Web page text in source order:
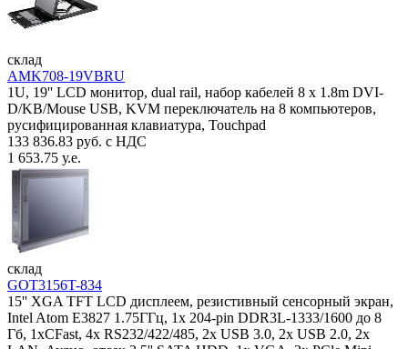
склад
AMK708-19VBRU
1U, 19'' LCD монитор, dual rail, набор кабелей 8 x 1.8m DVI-
D/KB/Mouse USB, KVM переключатель на 8 компьютеров,
русифицированная клавиатура, Touchpad
133 836.83 руб. с НДС
1 653.75 у.е.
склад
GOT3156T-834
15'' XGA TFT LCD дисплеем, резистивный сенсорный экран,
Intel Atom E3827 1.75ГГц, 1x 204-pin DDR3L-1333/1600 до 8
Гб, 1xCFast, 4x RS232/422/485, 2x USB 3.0, 2x USB 2.0, 2x